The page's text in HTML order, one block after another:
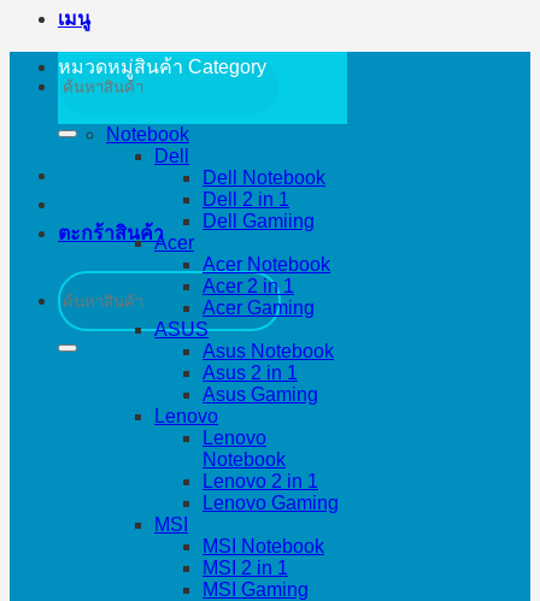
เมนู
ค้นหา:
ตะกร้าสินค้า
ค้นหา:
หมวดหมู่สินค้า Category
Notebook
Dell
Dell Notebook
Dell 2 in 1
Dell Gamiing
Acer
Acer Notebook
Acer 2 in 1
Acer Gaming
ASUS
Asus Notebook
Asus 2 in 1
Asus Gaming
Lenovo
Lenovo
Notebook
Lenovo 2 in 1
Lenovo Gaming
MSI
MSI Notebook
MSI 2 in 1
MSI Gaming